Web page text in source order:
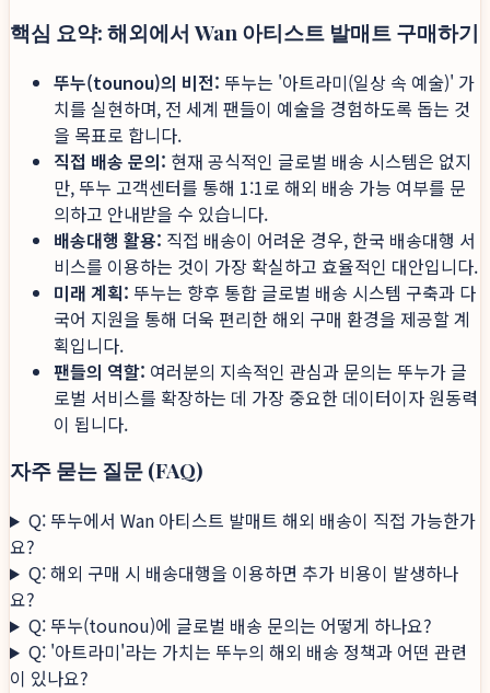
핵심 요약: 해외에서 Wan 아티스트 발매트 구매하기
뚜누(tounou)의 비전: 뚜누는 '아트라미(일상 속 예술)' 가
치를 실현하며, 전 세계 팬들이 예술을 경험하도록 돕는 것
을 목표로 합니다.
직접 배송 문의: 현재 공식적인 글로벌 배송 시스템은 없지
만, 뚜누 고객센터를 통해 1:1로 해외 배송 가능 여부를 문
의하고 안내받을 수 있습니다.
배송대행 활용: 직접 배송이 어려운 경우, 한국 배송대행 서
비스를 이용하는 것이 가장 확실하고 효율적인 대안입니다.
미래 계획: 뚜누는 향후 통합 글로벌 배송 시스템 구축과 다
국어 지원을 통해 더욱 편리한 해외 구매 환경을 제공할 계
획입니다.
팬들의 역할: 여러분의 지속적인 관심과 문의는 뚜누가 글
로벌 서비스를 확장하는 데 가장 중요한 데이터이자 원동력
이 됩니다.
자주 묻는 질문 (FAQ)
Q: 뚜누에서 Wan 아티스트 발매트 해외 배송이 직접 가능한가
요?
Q: 해외 구매 시 배송대행을 이용하면 추가 비용이 발생하나
요?
Q: 뚜누(tounou)에 글로벌 배송 문의는 어떻게 하나요?
Q: '아트라미'라는 가치는 뚜누의 해외 배송 정책과 어떤 관련
이 있나요?